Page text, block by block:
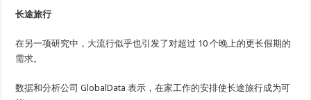
长途旅行
在另一项研究中，大流行似乎也引发了对超过 10 个晚上的更长假期的
需求。
数据和分析公司 GlobalData 表示，在家工作的安排使长途旅行成为可